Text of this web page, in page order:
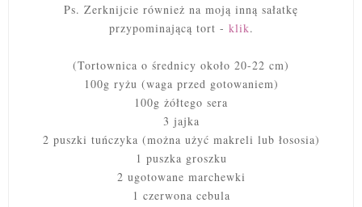
Ps. Zerknijcie również na moją inną sałatkę
przypominającą tort - klik.
(Tortownica o średnicy około 20-22 cm)
100g ryżu (waga przed gotowaniem)
100g żółtego sera
3 jajka
2 puszki tuńczyka (można użyć makreli lub łososia)
1 puszka groszku
2 ugotowane marchewki
1 czerwona cebula